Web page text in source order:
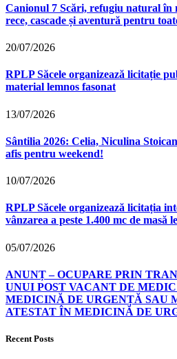
Canionul 7 Scări, refugiu natural în
rece, cascade și aventură pentru
20/07/2026
RPLP Săcele organizează licitație
material lemnos fasonat
13/07/2026
Sântilia 2026: Celia, Niculina
afis pentru weekend!
10/07/2026
RPLP Săcele organizează licitația
vânzarea a peste 1.400 mc de masă
05/07/2026
ANUNȚ – OCUPARE PRIN
UNUI POST VACANT DE
MEDICINĂ DE URGENȚĂ SAU
ATESTAT ÎN MEDICINĂ DE
Recent Posts